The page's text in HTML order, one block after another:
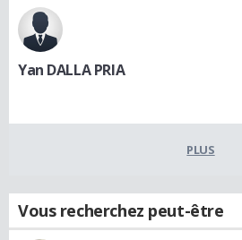
Yan DALLA PRIA
PLUS
Vous recherchez peut-être